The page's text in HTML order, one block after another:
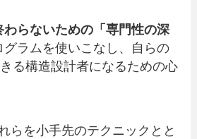
わらないための「専門性の深
グラムを使いこなし、自らの
る構造設計者になるための心
らを小手先のテクニックとと